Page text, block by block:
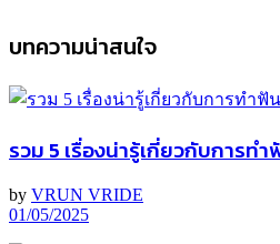
บทความน่าสนใจ
รวม 5 เรื่องน่ารู้เกี่ยวกับการท
by VRUN VRIDE
01/05/2025